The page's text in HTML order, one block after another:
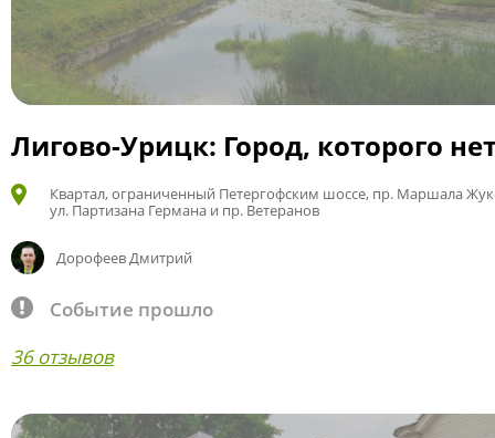
Лигово-Урицк: Город, которого
Квартал, ограниченный Петергофским шоссе, пр. Маршала
ул. Партизана Германа и пр. Ветеранов
Дорофеев Дмитрий
Событие прошло
36 отзывов